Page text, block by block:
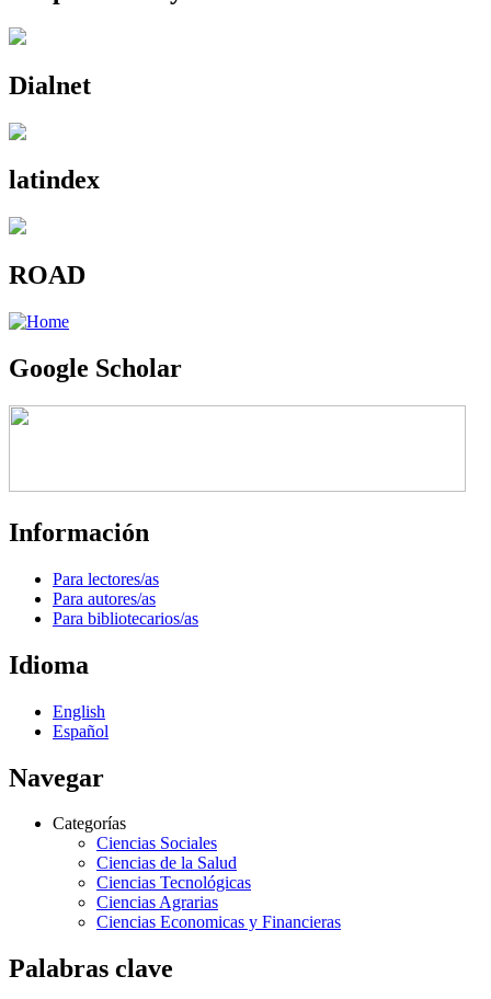
Dialnet
latindex
ROAD
Google Scholar
Información
Para lectores/as
Para autores/as
Para bibliotecarios/as
Idioma
English
Español
Navegar
Categorías
Ciencias Sociales
Ciencias de la Salud
Ciencias Tecnológicas
Ciencias Agrarias
Ciencias Economicas y Financieras
Palabras clave